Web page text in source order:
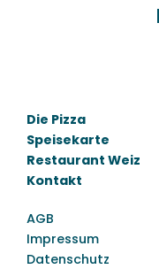
Die Pizza
Speisekarte
Restaurant Weiz
Kontakt
AGB
Impressum
Datenschutz